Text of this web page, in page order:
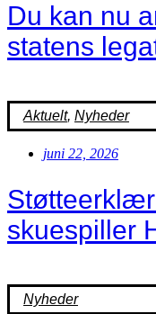
Du kan nu
statens
Aktuelt, Nyheder
juni 22, 2026
skuespiller
Nyheder